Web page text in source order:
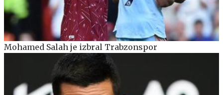
Mohamed Salah je izbral Trabzonspor